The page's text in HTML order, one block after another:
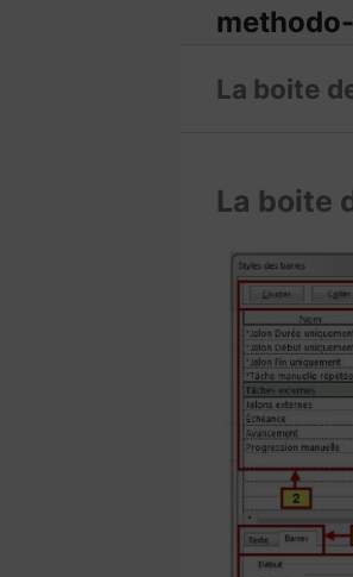
La boite
La boite